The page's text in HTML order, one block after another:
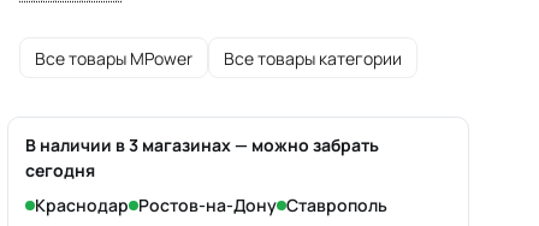
Все товары MPower Все товары категории
В наличии в 3 магазинах — можно забрать
сегодня
Краснодар Ростов-на-Дону Ставрополь